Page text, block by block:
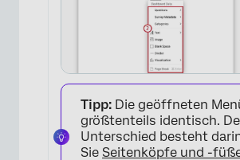
Tipp: Die geöffneten
größtenteils identisch.
Unterschied besteht
Sie Seitenköpfe und -